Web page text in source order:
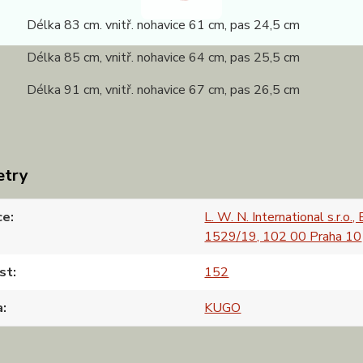
83 cm. vnitř. nohavice 61 cm, pas 24,5 cm
85 cm, vnitř. nohavice 64 cm, pas 25,5 cm
91 cm, vnitř. nohavice 67 cm, pas 26,5 cm
L. W. N. International s.r.o.,
1529/19, 102 00 Praha 10
152
KUGO